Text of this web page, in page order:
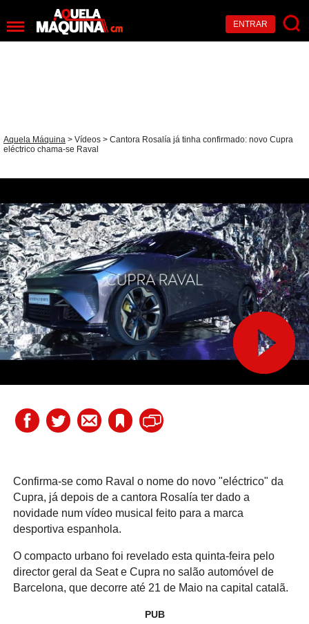
ENTRAR
Aquela Máquina > Vídeos > Cantora Rosalía já tinha confirmado: novo Cupra
eléctrico chama-se Raval
Confirma-se como Raval o nome do novo "eléctrico" da
Cupra, já depois de a cantora Rosalía ter dado a
novidade num vídeo musical feito para a marca
desportiva espanhola.
O compacto urbano foi revelado esta quinta-feira pelo
director geral da Seat e Cupra no salão automóvel de
Barcelona, que decorre até 21 de Maio na capital catalã.
PUB